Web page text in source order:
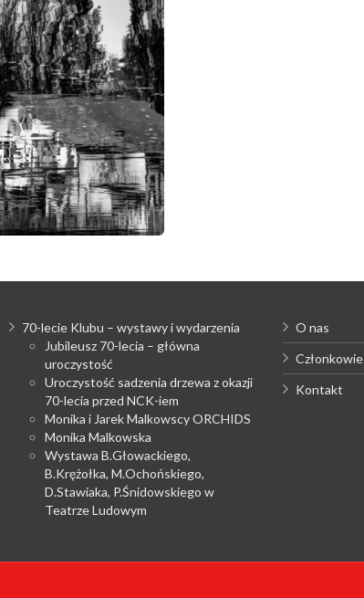
70-lecie Klubu – wystawy i wydarzenia
Jubileusz 70-lecia – główna
uroczystość
Uroczystość sadzenia drzewa z okazji
70-lecia przed NCK-iem
Monika i Jarek Malkowscy ORCHIDS
Monika Malkowska
Wystawa B.Głowackiego,
B.Krężołka, M.Ochońskiego,
D.Stawiaka, P.Śnidowskiego w
Teatrze Ludowym
O nas
Członkowie
Kontakt